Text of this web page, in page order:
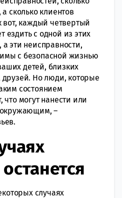
сколько клиентов
вот, каждый четвертый
ездить с одной из этих
эти неисправности,
с безопасной жизнью
детей, близких
Но люди, которые
состоянием
могут нанести или
окружающим, –
случаях